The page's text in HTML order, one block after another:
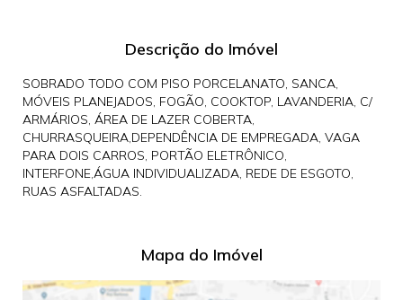
Descrição do Imóvel
SOBRADO TODO COM PISO PORCELANATO, SANCA,
MÓVEIS PLANEJADOS, FOGÃO, COOKTOP, LAVANDERIA, C/
ARMÁRIOS, ÁREA DE LAZER COBERTA,
CHURRASQUEIRA,DEPENDÊNCIA DE EMPREGADA, VAGA
PARA DOIS CARROS, PORTÃO ELETRÔNICO,
INTERFONE,ÁGUA INDIVIDUALIZADA, REDE DE ESGOTO,
RUAS ASFALTADAS.
Mapa do Imóvel